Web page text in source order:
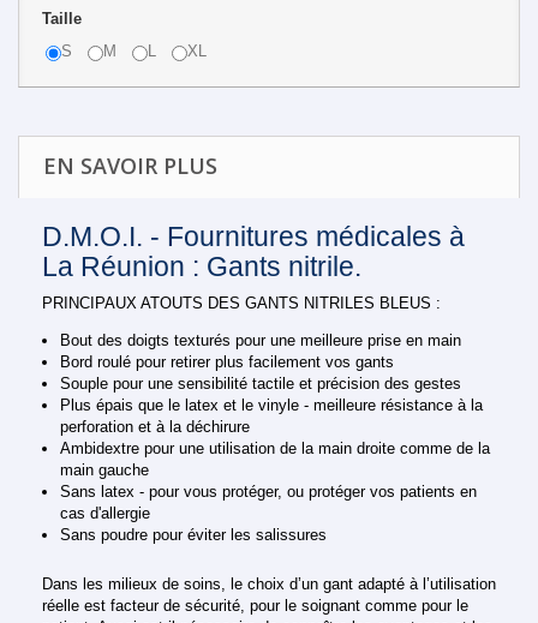
Taille
S
M L XL
EN SAVOIR PLUS
D.M.O.I. - Fournitures médicales à
La Réunion : Gants nitrile.
PRINCIPAUX ATOUTS DES GANTS NITRILES BLEUS :
Bout des doigts texturés pour une meilleure prise en main
Bord roulé pour retirer plus facilement vos gants
Souple pour une sensibilité tactile et précision des gestes
Plus épais que le latex et le vinyle - meilleure résistance à la
perforation et à la déchirure
Ambidextre pour une utilisation de la main droite comme de la
main gauche
Sans latex - pour vous protéger, ou protéger vos patients en
cas d'allergie
Sans poudre pour éviter les salissures
Dans les milieux de soins, le choix d’un gant adapté à l’utilisation
réelle est facteur de sécurité, pour le soignant comme pour le